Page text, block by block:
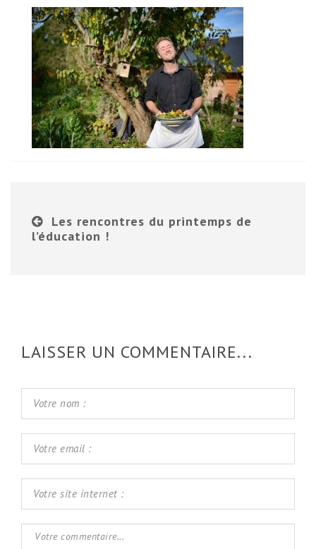
Les rencontres du printemps de
l’éducation !
LAISSER UN COMMENTAIRE...